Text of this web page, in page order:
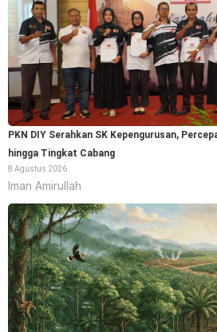
PKN DIY Serahkan SK Kepengurusan,
hingga Tingkat Cabang
8 Agustus 2026
Iman Amirullah